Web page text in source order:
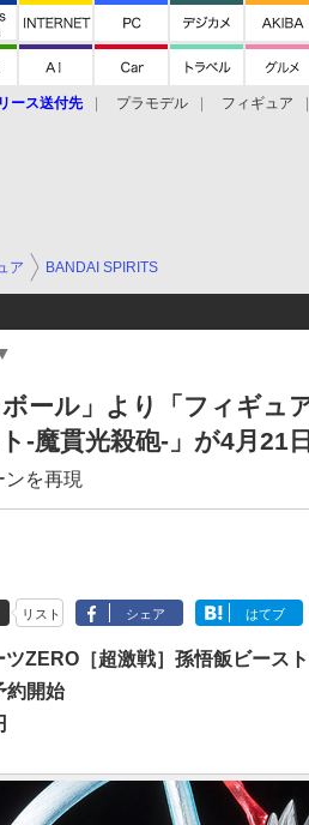
ース送付先 プラモデル フィギュア
ア BANDAI SPIRITS
ボール」より「フィギュ
-魔貫光殺砲-」が4月21
ンを再現
リスト シェア はてブ
ツZERO［超激戦］孫悟飯ビースト
約開始